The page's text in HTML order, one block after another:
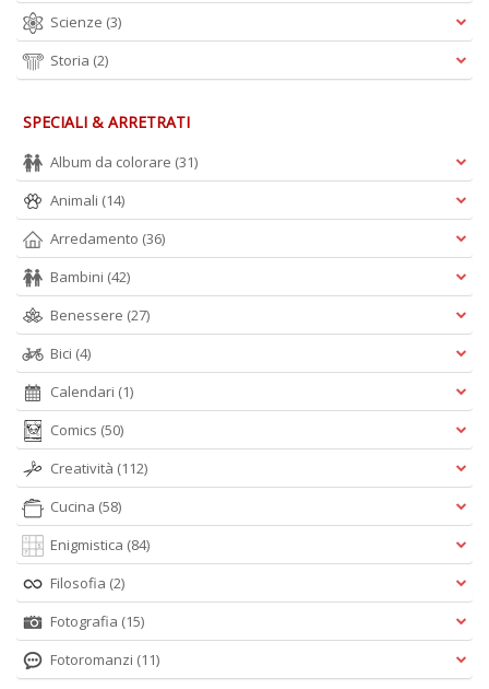
Scienze (3)
Storia (2)
SPECIALI & ARRETRATI
Album da colorare (31)
Animali (14)
Arredamento (36)
Bambini (42)
Benessere (27)
Bici (4)
Calendari (1)
Comics (50)
Creatività (112)
Cucina (58)
Enigmistica (84)
Filosofia (2)
Fotografia (15)
Fotoromanzi (11)